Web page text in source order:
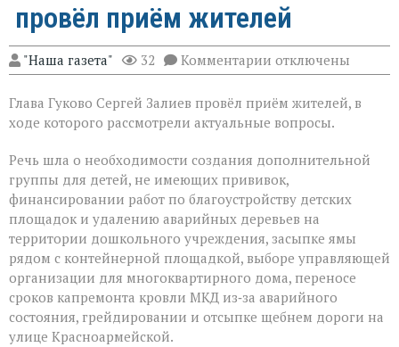
провёл приём жителей
"Наша газета" 32 Комментарии к
записи
Гуково
Сергей
Залиев
приём
жителей
отключены
Глава Гуково Сергей Залиев провёл приём жителей, в
ходе которого рассмотрели актуальные вопросы.
Речь шла о необходимости создания дополнительной
группы для детей, не имеющих прививок,
финансировании работ по благоустройству детских
площадок и удалению аварийных деревьев на
территории дошкольного учреждения, засыпке ямы
рядом с контейнерной площадкой, выборе управляющей
организации для многоквартирного дома, переносе
сроков капремонта кровли МКД из‑за аварийного
состояния, грейдировании и отсыпке щебнем дороги на
улице Красноармейской.